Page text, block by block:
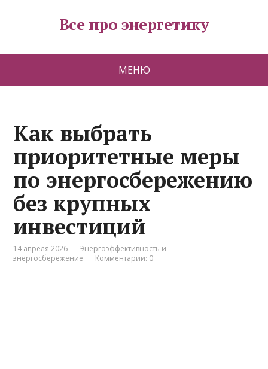
Все про энергетику
МЕНЮ
Как выбрать
приоритетные меры
по энергосбережению
без крупных
инвестиций
14 апреля 2026
Энергоэффективность и
энергосбережение
Комментарии: 0